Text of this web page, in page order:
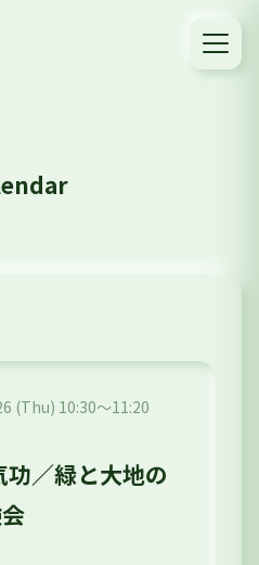
(Thu) 10:30～11:20
／緑と大地の